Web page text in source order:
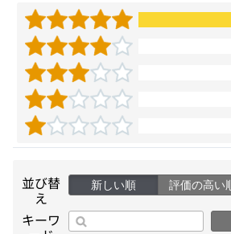
並び替
え
新しい順 評価の高い
キーワ